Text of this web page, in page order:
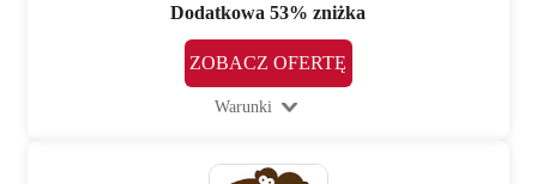
Dodatkowa 53% zniżka
ZOBACZ OFERTĘ
Warunki